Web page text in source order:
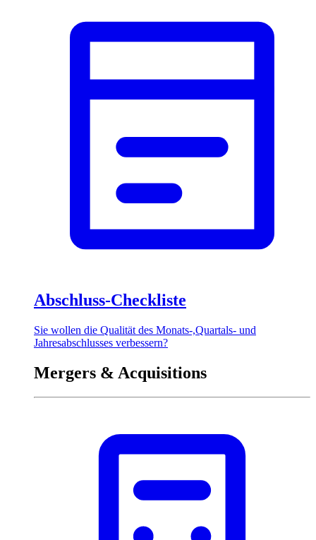
Abschluss-Checkliste
Sie wollen die Qualität des Monats-,Quartals- und
Jahresabschlusses verbessern?
Mergers & Acquisitions